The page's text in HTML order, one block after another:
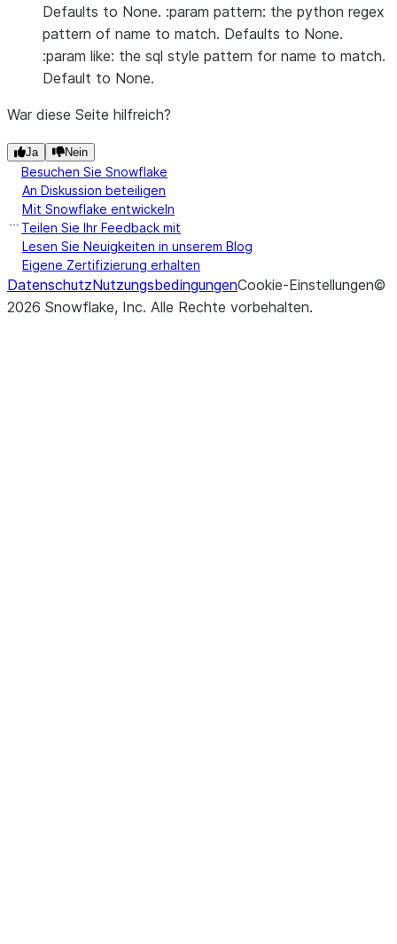
Defaults to None. :param pattern: the python regex
pattern of name to match. Defaults to None.
:param like: the sql style pattern for name to match.
Default to None.
War diese Seite hilfreich?
Ja Nein
Besuchen Sie Snowflake
An Diskussion beteiligen
Mit Snowflake entwickeln
Teilen Sie Ihr Feedback mit
Lesen Sie Neuigkeiten in unserem Blog
Eigene Zertifizierung erhalten
DatenschutzNutzungsbedingungenCookie-Einstellungen©
2026 Snowflake, Inc. Alle Rechte vorbehalten.